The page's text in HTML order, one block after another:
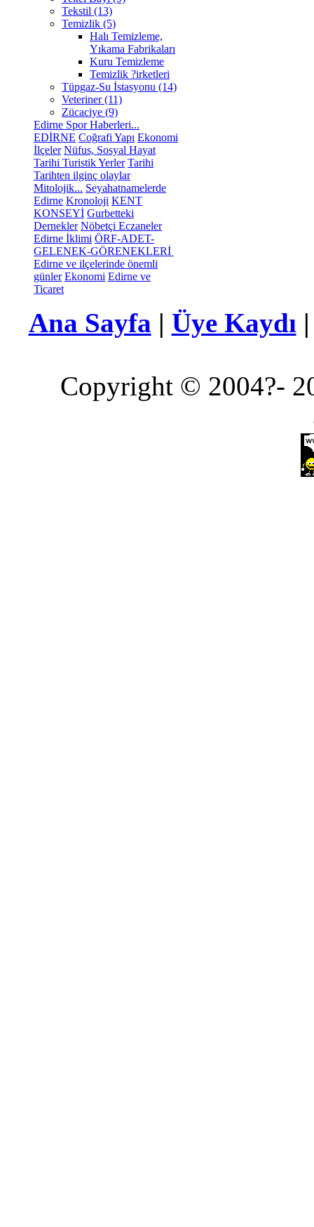
Tekstil (13)
Temizlik (5)
Halı Temizleme,
Yıkama Fabrikaları
Kuru Temizleme
Temizlik ?irketleri
Tüpgaz-Su İstasyonu (14)
Veteriner (11)
Zücaciye (9)
Edirne Spor Haberleri...
EDİRNE Coğrafi Yapı Ekonomi
İlçeler Nüfus, Sosyal Hayat
Tarihi Turistik Yerler Tarihi
Tarihten ilginç olaylar
Mitolojik... Seyahatnamelerde
Edirne Kronoloji KENT
KONSEYİ Gurbetteki
Dernekler Nöbetçi Eczaneler
Edirne İklimi ÖRF-ADET-
GELENEK-GÖRENEKLERİ
Edirne ve ilçelerinde önemli
günler Ekonomi Edirne ve
Ticaret
Ana Sayfa | Üye Kaydı
Copyright © 2004?-